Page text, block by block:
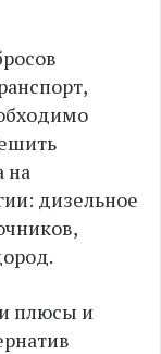
на
дизельное
плюсы и